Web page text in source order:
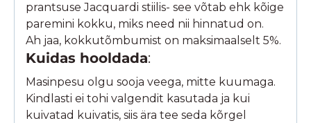
prantsuse Jacquardi stiilis- see võtab ehk kõige
paremini kokku, miks need nii hinnatud on.
Ah jaa, kokkutõmbumist on maksimaalselt 5%.
Kuidas hooldada:
Masinpesu olgu sooja veega, mitte kuumaga.
Kindlasti ei tohi valgendit kasutada ja kui
kuivatad kuivatis, siis ära tee seda kõrgel